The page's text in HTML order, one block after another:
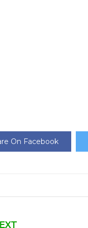
On Facebook